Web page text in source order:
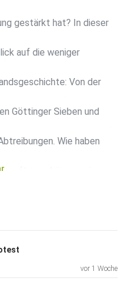
gestärkt hat? In dieser
auf die weniger
Von der
Göttinger Sieben und
Wie haben
was können wir
ein wichtiger Bestandteil
vor 1 Woche